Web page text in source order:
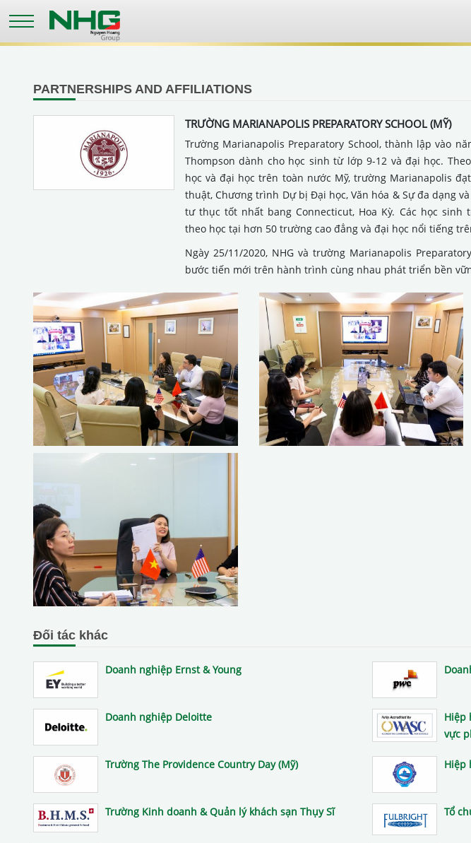
main
PARTNERSHIPS AND AFFILIATIONS
TRƯỜNG MARIANAPOLIS PREPARATORY SCHOOL (MỸ)
Trường Marianapolis Preparatory School, thành lập vào
Thompson dành cho học sinh từ lớp 9-12 và đại học.
học và đại học trên toàn nước Mỹ, trường Marianapolis
thuật, Chương trình Dự bị Đại học, Văn hóa & Sự đa dạng
tư thục tốt nhất bang Connecticut, Hoa Kỳ. Các học sinh
theo học tại hơn 50 trường cao đẳng và đại học nổi tiếng
Ngày 25/11/2020, NHG và trường Marianapolis
bước tiến mới trên hành trình cùng nhau phát triển bền
Đối tác khác
Doanh nghiệp Ernst & Young
Doanh nghiệp Deloitte
Hiệp
vực
Trường The Providence Country Day (Mỹ) Hiệp
Trường Kinh doanh & Quản lý khách sạn Thụy Sĩ Tổ